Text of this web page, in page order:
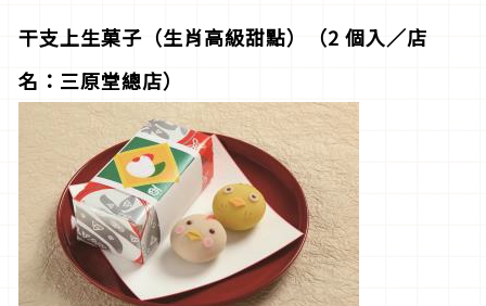
干支上生菓子（生肖高級甜點）（2 個入／店
名：三原堂總店）